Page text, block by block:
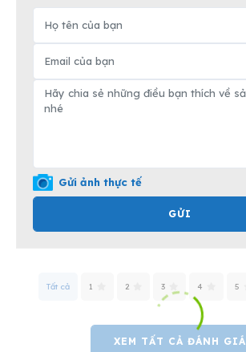
Gửi ảnh thực tế
GỬI
Tất cả 1 2 3 4 5
XEM TẤT CẢ ĐÁNH GIÁ